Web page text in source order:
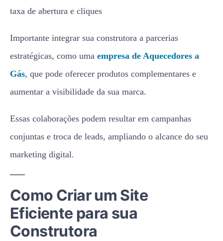
taxa de abertura e cliques
Importante integrar sua construtora a parcerias
estratégicas, como uma empresa de Aquecedores a
Gás, que pode oferecer produtos complementares e
aumentar a visibilidade da sua marca.
Essas colaborações podem resultar em campanhas
conjuntas e troca de leads, ampliando o alcance do seu
marketing digital.
Como Criar um Site
Eficiente para sua
Construtora